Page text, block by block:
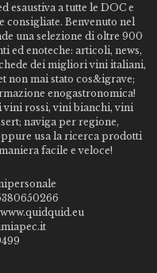
esaustiva a tutte le DOC e
consigliate. Benvenuto nel
una selezione di oltre 900
ed enoteche: articoli, news,
dei migliori vini italiani,
non mai stato cos&igrave;
enogastronomica!
rossi, vini bianchi, vini
naviga per regione,
usa la ricerca prodotti
facile e veloce!